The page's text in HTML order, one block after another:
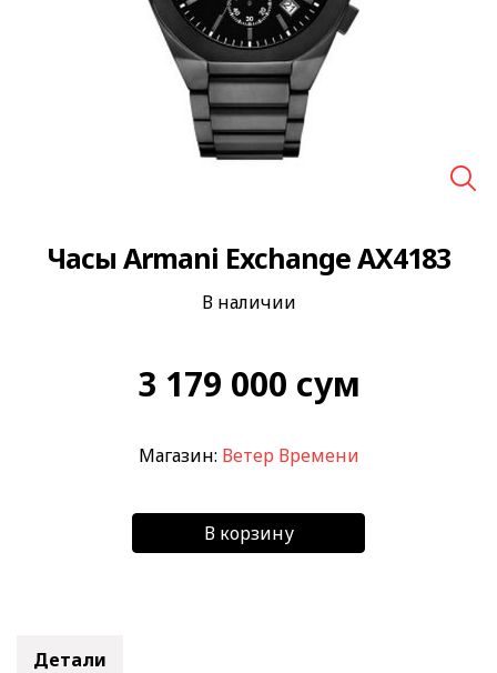
Часы Armani Exchange AX4183
В наличии
3 179 000 сум
Магазин: Ветер Времени
В корзину
Детали